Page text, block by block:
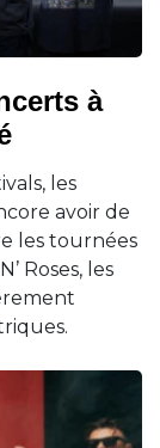
à
les
avoir de
les tournées
Roses, les